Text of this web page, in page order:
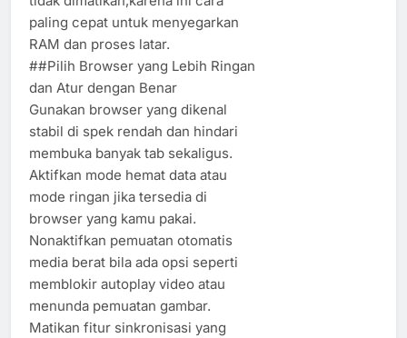
paling cepat untuk menyegarkan
RAM dan proses latar.
##Pilih Browser yang Lebih Ringan
dan Atur dengan Benar
Gunakan browser yang dikenal
stabil di spek rendah dan hindari
membuka banyak tab sekaligus.
Aktifkan mode hemat data atau
mode ringan jika tersedia di
browser yang kamu pakai.
Nonaktifkan pemuatan otomatis
media berat bila ada opsi seperti
memblokir autoplay video atau
menunda pemuatan gambar.
Matikan fitur sinkronisasi yang